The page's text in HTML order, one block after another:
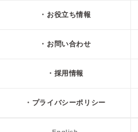
お役立ち情報
お問い合わせ
採用情報
プライバシーポリシー